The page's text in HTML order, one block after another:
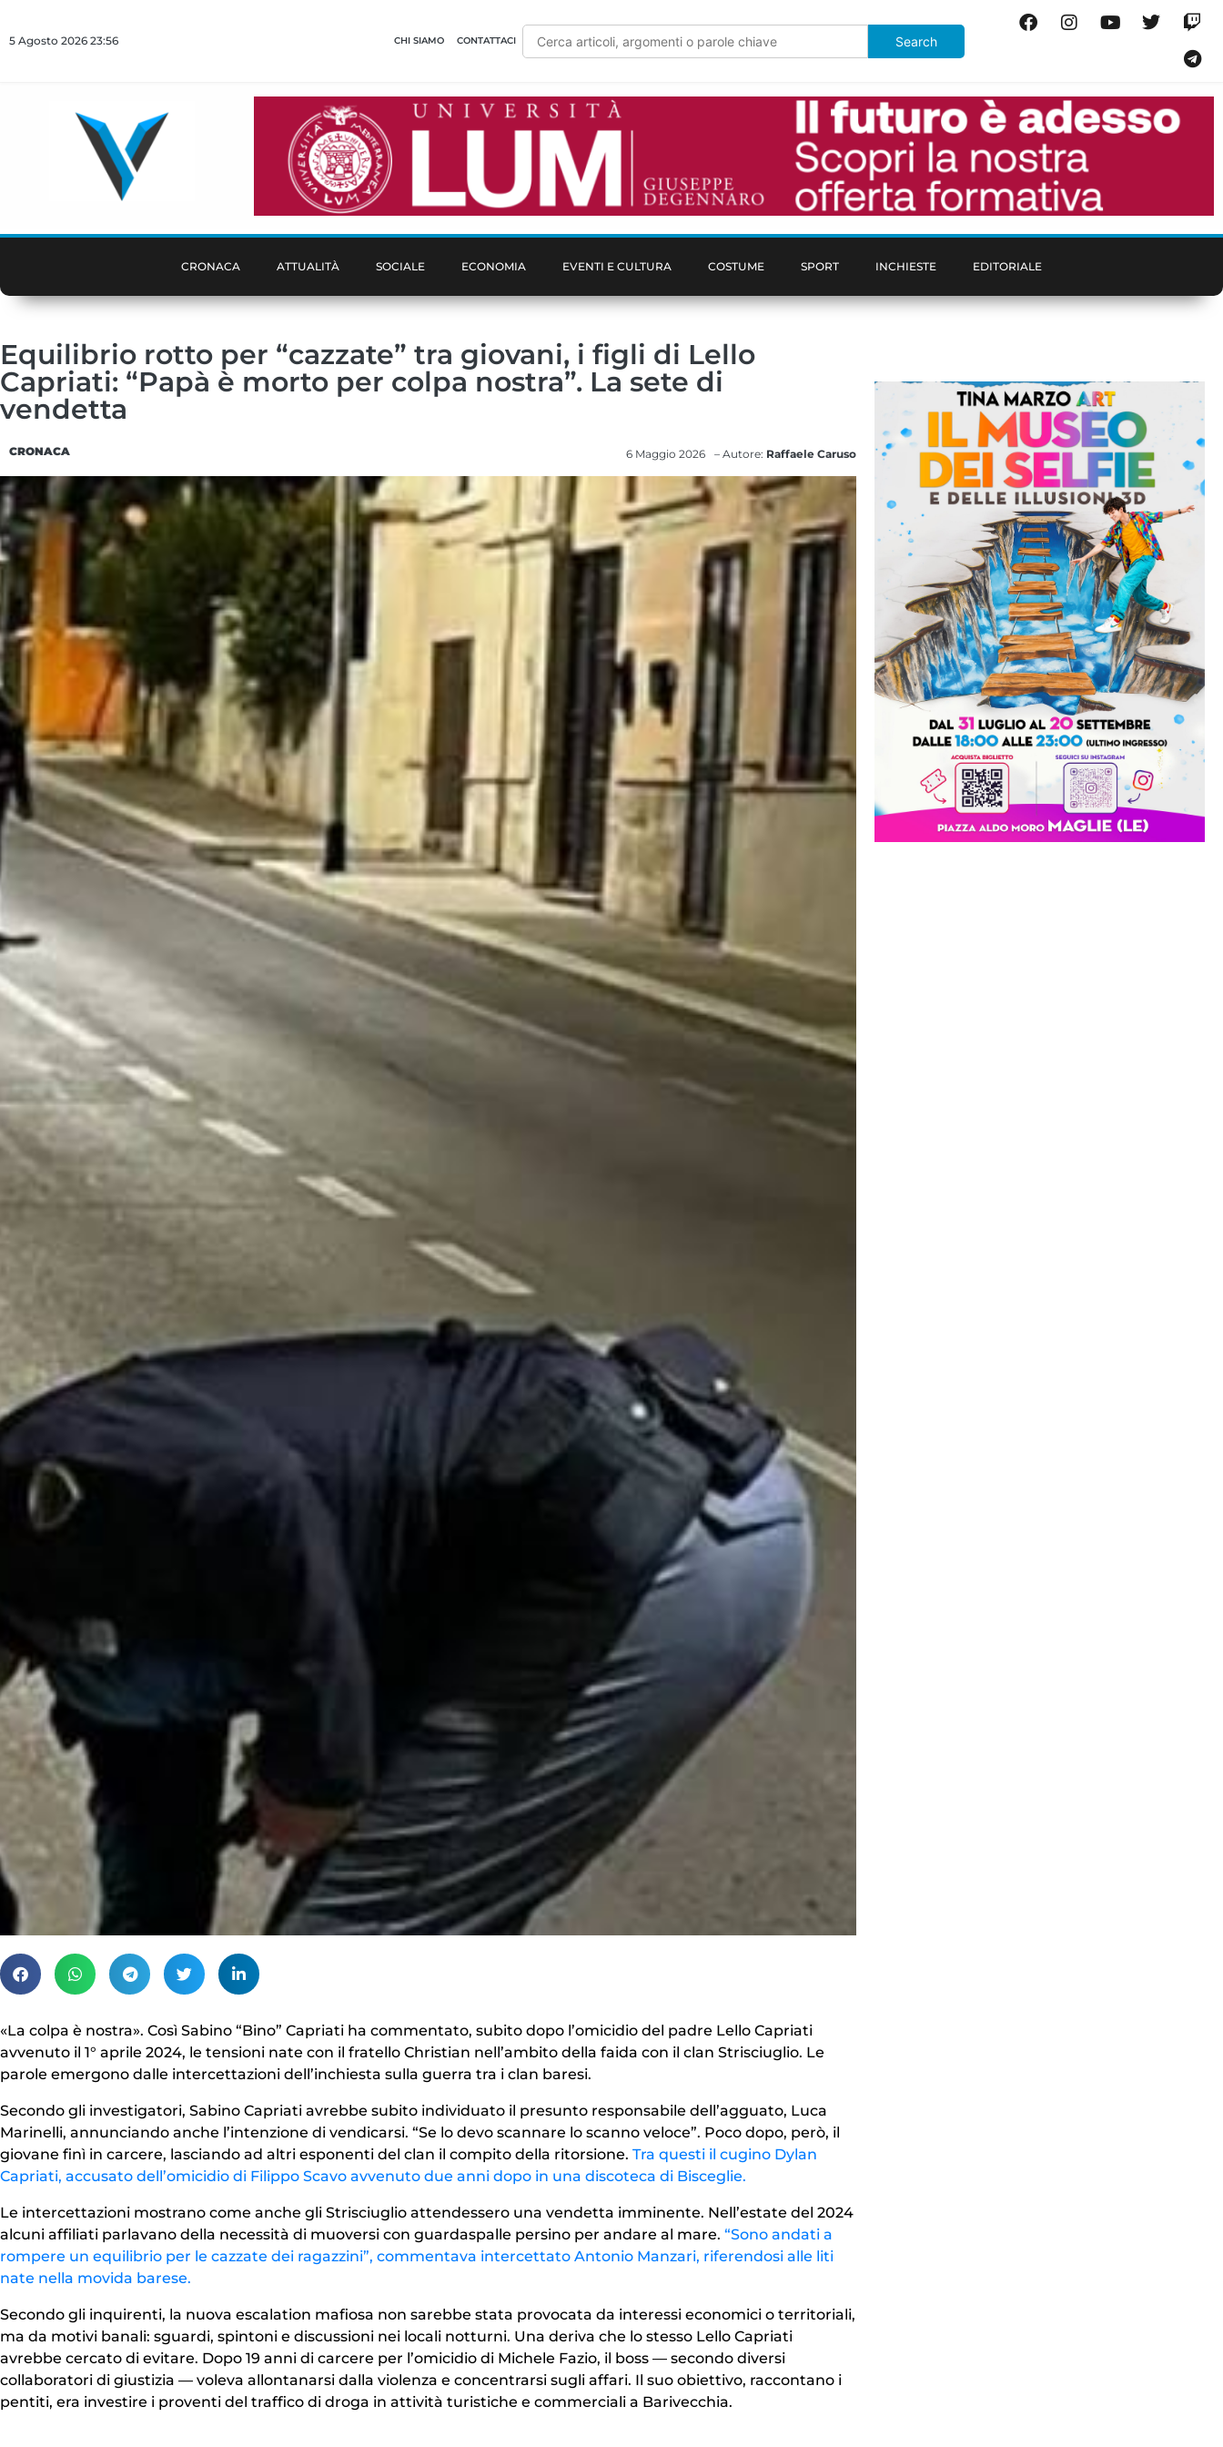
5 Agosto 2026 23:56 CHI SIAMO CONTATTACI
CRONACA ATTUALITÀ SOCIALE ECONOMIA EVENTI E CULTURA COSTUME SPORT INCHIESTE EDITORIALE
Equilibrio rotto per “cazzate” tra giovani, i figli di Lello
Capriati: “Papà è morto per colpa nostra”. La sete di
vendetta
CRONACA 6 Maggio 2026 – Autore: Raffaele Caruso
«La colpa è nostra». Così Sabino “Bino” Capriati ha commentato, subito dopo l’omicidio del padre Lello Capriati
avvenuto il 1° aprile 2024, le tensioni nate con il fratello Christian nell’ambito della faida con il clan Strisciuglio. Le
parole emergono dalle intercettazioni dell’inchiesta sulla guerra tra i clan baresi.
Secondo gli investigatori, Sabino Capriati avrebbe subito individuato il presunto responsabile dell’agguato, Luca
Marinelli, annunciando anche l’intenzione di vendicarsi. “Se lo devo scannare lo scanno veloce”. Poco dopo, però, il
giovane finì in carcere, lasciando ad altri esponenti del clan il compito della ritorsione. Tra questi il cugino Dylan
Capriati, accusato dell’omicidio di Filippo Scavo avvenuto due anni dopo in una discoteca di Bisceglie.
Le intercettazioni mostrano come anche gli Strisciuglio attendessero una vendetta imminente. Nell’estate del 2024
alcuni affiliati parlavano della necessità di muoversi con guardaspalle persino per andare al mare. “Sono andati a
rompere un equilibrio per le cazzate dei ragazzini”, commentava intercettato Antonio Manzari, riferendosi alle liti
nate nella movida barese.
Secondo gli inquirenti, la nuova escalation mafiosa non sarebbe stata provocata da interessi economici o territoriali,
ma da motivi banali: sguardi, spintoni e discussioni nei locali notturni. Una deriva che lo stesso Lello Capriati
avrebbe cercato di evitare. Dopo 19 anni di carcere per l’omicidio di Michele Fazio, il boss — secondo diversi
collaboratori di giustizia — voleva allontanarsi dalla violenza e concentrarsi sugli affari. Il suo obiettivo, raccontano i
pentiti, era investire i proventi del traffico di droga in attività turistiche e commerciali a Barivecchia.